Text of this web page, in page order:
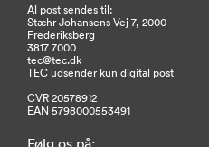
Al post sendes til:
Stæhr Johansens Vej 7, 2000
Frederiksberg
3817 7000
tec@tec.dk
TEC udsender kun digital post
CVR 20578912
EAN 5798000553491